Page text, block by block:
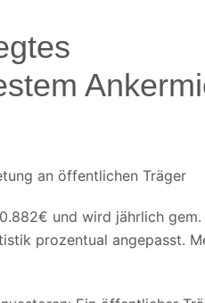
an öffentlichen Träger
und wird jährlich gem.
prozentual angepasst.